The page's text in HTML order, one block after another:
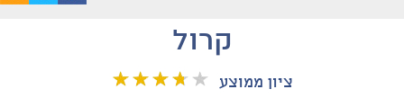
קרול
ציון ממוצע